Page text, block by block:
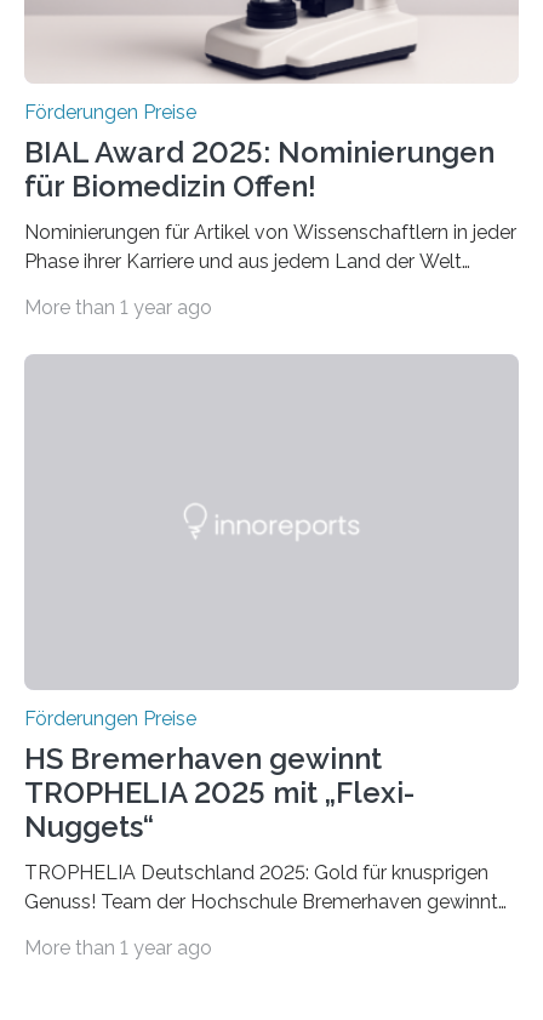
Förderungen Preise
BIAL Award 2025: Nominierungen
für Biomedizin Offen!
Nominierungen für Artikel von Wissenschaftlern in jeder
Phase ihrer Karriere und aus jedem Land der Welt
Leben gerufen, um die bemerkenswertesten
Foundation, des BIAL Award in Biomedicine ist in
More than 1 year ago
Förderungen Preise
HS Bremerhaven gewinnt
TROPHELIA 2025 mit „Flexi-
Nuggets“
TROPHELIA Deutschland 2025: Gold für knusprigen
Genuss! Team der Hochschule Bremerhaven gewinnt
ECOTROPHELIAMit der Produktidee “Flexi-Nuggets”
More than 1 year ago